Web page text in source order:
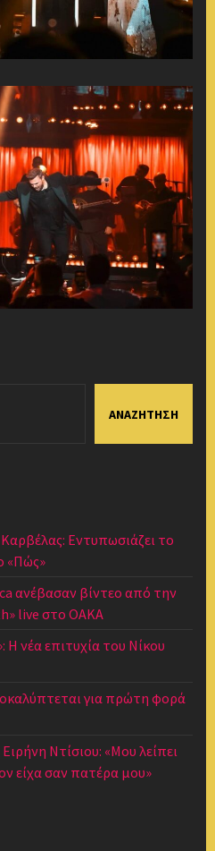
ΑΝΑΖΉΤΗΣΗ
Εντυπωσιάζει το
«Πώς»
ανέβασαν βίντεο από την
live στο ΟΑΚΑ
νέα επιτυχία του Νίκου
για πρώτη φορά
Ντίσιου: «Μου λείπει
είχα σαν πατέρα μου»